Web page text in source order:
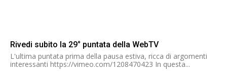
Rivedi subito la 29° puntata della WebTV
L'ultima puntata prima della pausa estiva, ricca di argomenti
interessanti https://vimeo.com/1208470423 In questa...